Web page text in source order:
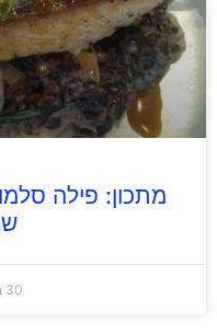
מתכון: פילה
30 באוגוסט 2020